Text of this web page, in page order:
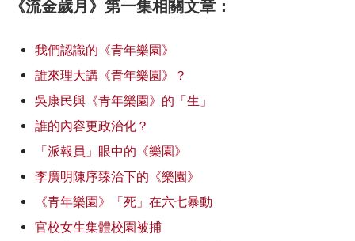
《流金歲月》第一集相關文章：
我們認識的《青年樂園》
誰來理大講《青年樂園》？
吳康民與《青年樂園》的「生」
誰的內容更政治化？
「派報員」眼中的《樂園》
李廣明陳序臻治下的《樂園》
《青年樂園》「死」在六七暴動
官校女生集體校園被捕